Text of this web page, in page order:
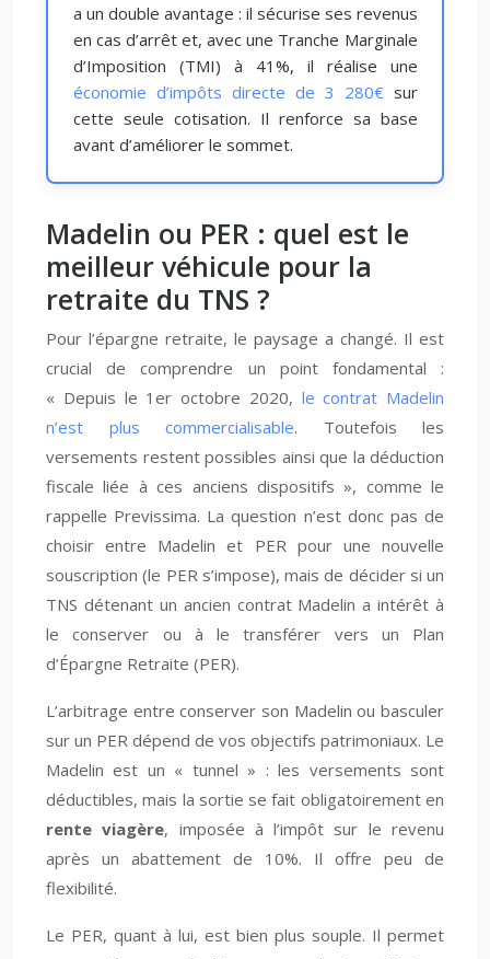
a un double avantage : il sécurise ses revenus
en cas d’arrêt et, avec une Tranche Marginale
d’Imposition (TMI) à 41%, il réalise une
économie d’impôts directe de 3 280€sur
cette seule cotisation. Il renforce sa base
avant d’améliorer le sommet.
Madelin ou PER : quel est le
meilleur véhicule pour la
retraite du TNS ?
Pour l’épargne retraite, le paysage a changé. Il est
crucial de comprendre un point fondamental :
« Depuis le 1er octobre 2020, le contrat Madelin
n’est plus commercialisable. Toutefois les
versements restent possibles ainsi que la déduction
fiscale liée à ces anciens dispositifs », comme le
rappelle Previssima. La question n’est donc pas de
choisir entre Madelin et PER pour une nouvelle
souscription (le PER s’impose), mais de décider si un
TNS détenant un ancien contrat Madelin a intérêt à
le conserver ou à le transférer vers un Plan
d’Épargne Retraite (PER).
L’arbitrage entre conserver son Madelin ou basculer
sur un PER dépend de vos objectifs patrimoniaux. Le
Madelin est un « tunnel » : les versements sont
déductibles, mais la sortie se fait obligatoirement en
rente viagère, imposée à l’impôt sur le revenu
après un abattement de 10%. Il offre peu de
flexibilité.
Le PER, quant à lui, est bien plus souple. Il permet